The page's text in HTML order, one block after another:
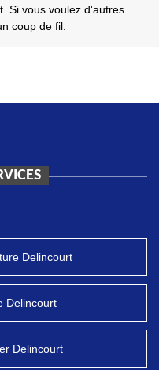
Si vous voulez d'autres
coup de fil.
Delincourt
Delincourt
Delincourt